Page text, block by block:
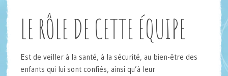
LE RÔLE DE CETTE ÉQUIPE
Est de veiller à la santé, à la sécurité, au bien-être des
enfants qui lui sont confiés, ainsi qu’à leur